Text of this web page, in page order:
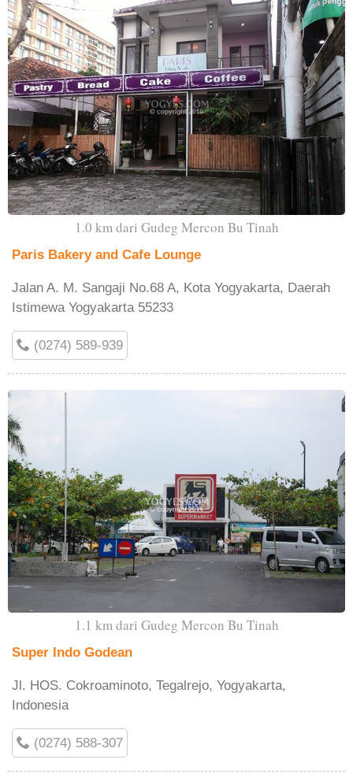
1.0 km dari Gudeg Mercon Bu Tinah
Paris Bakery and Cafe Lounge
Jalan A. M. Sangaji No.68 A, Kota Yogyakarta, Daerah
Istimewa Yogyakarta 55233
(0274) 589-939
1.1 km dari Gudeg Mercon Bu Tinah
Super Indo Godean
Jl. HOS. Cokroaminoto, Tegalrejo, Yogyakarta,
Indonesia
(0274) 588-307